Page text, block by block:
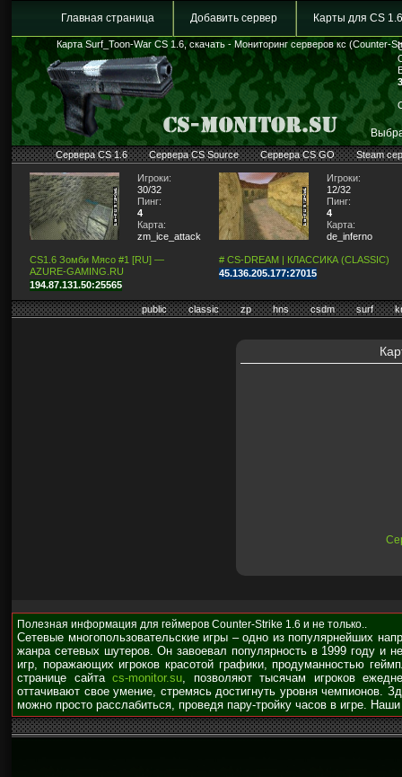
Главная страница Добавить сервер Карты для CS 1.6
Карта Surf_Toon-War CS 1.6, скачать - Мониторинг серверов кс (Counter-
Сервера CS 1.6 Сервера CS Source Сервера CS GO Steam
Игроки:
30/32
Пинг:
4
Карта:
zm_ice_attack
CS1.6 Зомби Мясо #1 [RU] —
AZURE-GAMING.RU
194.87.131.50:25565
Игроки:
12/32
Пинг:
4
Карта:
de_inferno
# CS-DREAM | КЛАССИКА (CLASSIC)
45.136.205.177:27015
public classic zp hns csdm surf
Полезная информация для геймеров Counter-Strike 1.6 и не только..
Сетевые многопользовательские игры – одно из популярнейших
жанра сетевых шутеров. Он завоевал популярность в 1999 году и
игр, поражающих игроков красотой графики, продуманностью
странице сайта cs-monitor.su, позволяют тысячам игроков
оттачивают свое умение, стремясь достигнуть уровня чемпионов.
можно просто расслабиться, проведя пару-тройку часов в игре.